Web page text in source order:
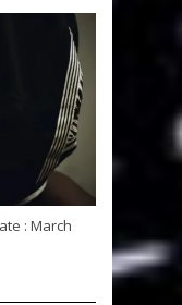
: March